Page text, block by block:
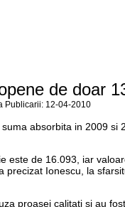
de doar
Publicarii: 12-04-2010
absorbita in 2009
de 16.093, iar
Ionescu, la
proasei calitati si au